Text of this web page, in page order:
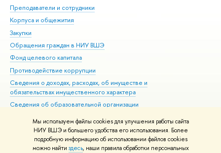
Мы используем файлы cookies для улучшения работы сайта
НИУ ВШЭ и большего удобства его использования. Более
подробную информацию об использовании файлов cookies
можно найти здесь, наши правила обработки персональных
Преподаватели и сотрудники
Корпуса и общежития
Закупки
Обращения граждан в НИУ ВШЭ
Фонд целевого капитала
Противодействие коррупции
Сведения о доходах, расходах, об имуществе и
обязательствах имущественного характера
Сведения об образовательной организации
Людям с ограниченными возможностями здоровья
Единая платежная страница
Работа в Вышке